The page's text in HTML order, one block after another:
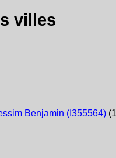
villes
Benjamin (I355564)